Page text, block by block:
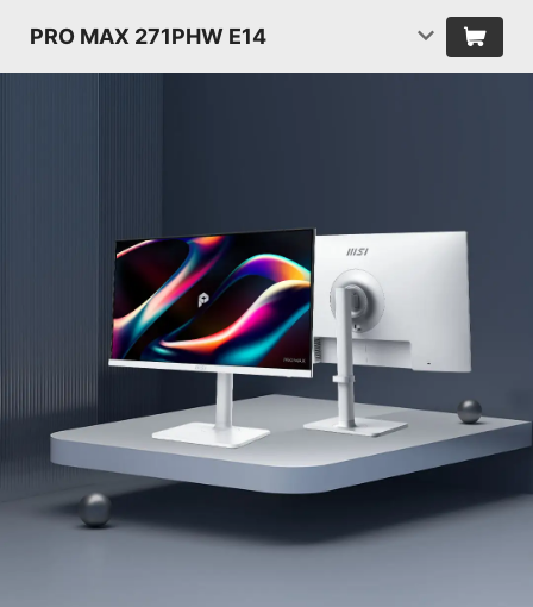
PRO MAX 271PHW E14